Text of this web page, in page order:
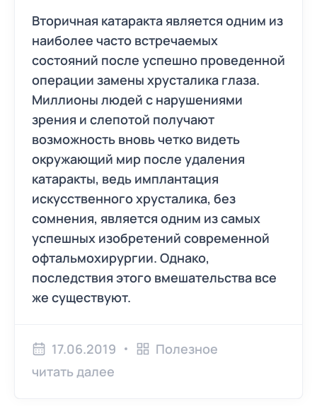
Вторичная катаракта является одним из
наиболее часто встречаемых
состояний после успешно проведенной
операции замены хрусталика глаза.
Миллионы людей с нарушениями
зрения и слепотой получают
возможность вновь четко видеть
окружающий мир после удаления
катаракты, ведь имплантация
искусственного хрусталика, без
сомнения, является одним из самых
успешных изобретений современной
офтальмохирургии. Однако,
последствия этого вмешательства все
же существуют.
17.06.2019
Полезное
читать далее